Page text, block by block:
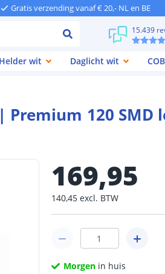
Gratis verzending vanaf € 20,- NL en BE
15.439
Helder wit Daglicht wit COB
120 SMD
169,95
140,45 excl. BTW
Morgen in huis